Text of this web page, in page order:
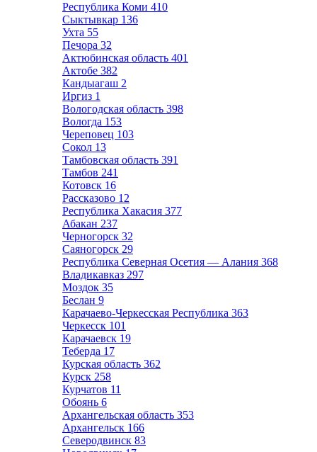
Республика Коми 410
Сыктывкар 136
Ухта 55
Печора 32
Актюбинская область 401
Актобе 382
Кандыагаш 2
Иргиз 1
Вологодская область 398
Вологда 153
Череповец 103
Сокол 13
Тамбовская область 391
Тамбов 241
Котовск 16
Рассказово 12
Республика Хакасия 377
Абакан 237
Черногорск 32
Саяногорск 29
Республика Северная Осетия — Алания 368
Владикавказ 297
Моздок 35
Беслан 9
Карачаево-Черкесская Республика 363
Черкесск 101
Карачаевск 19
Теберда 17
Курская область 362
Курск 258
Курчатов 11
Обоянь 6
Архангельская область 353
Архангельск 166
Северодвинск 83